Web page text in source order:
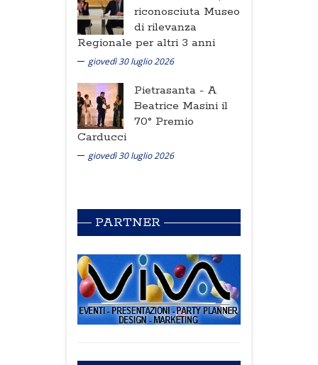
riconosciuta Museo
di rilevanza
Regionale per altri 3 anni
giovedì 30 luglio 2026
Pietrasanta - A
Beatrice Masini il
70° Premio
Carducci
giovedì 30 luglio 2026
PARTNER